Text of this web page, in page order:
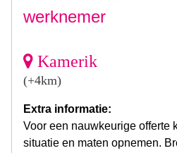
werknemer
Kamerik
(+4km)
Extra informatie:
Voor een nauwkeurige offerte
situatie en maten opnemen.